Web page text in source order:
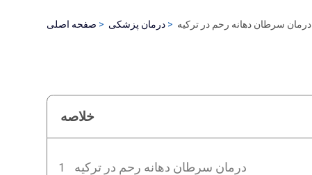
صفحه اصلی درمان پزشکی درمان سرطان دهانه رحم در ترکیه
خلاصه
درمان سرطان دهانه رحم در ترکیه